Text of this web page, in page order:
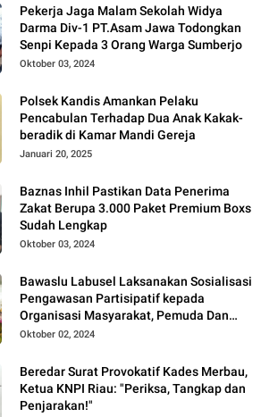
Pekerja Jaga Malam Sekolah Widya
Darma Div-1 PT.Asam Jawa Todongkan
Senpi Kepada 3 Orang Warga Sumberjo
Oktober 03, 2024
Polsek Kandis Amankan Pelaku
Pencabulan Terhadap Dua Anak Kakak-
beradik di Kamar Mandi Gereja
Januari 20, 2025
Baznas Inhil Pastikan Data Penerima
Zakat Berupa 3.000 Paket Premium Boxs
Sudah Lengkap
Oktober 03, 2024
Bawaslu Labusel Laksanakan Sosialisasi
Pengawasan Partisipatif kepada
Organisasi Masyarakat, Pemuda Dan
Agama Pada pilkada Serentak 2024
Oktober 02, 2024
Beredar Surat Provokatif Kades Merbau,
Ketua KNPI Riau: "Periksa, Tangkap dan
Penjarakan!"